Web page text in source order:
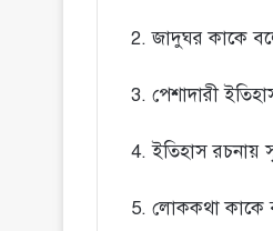
2. জাদুঘর কাকে
3. পেশাদারী
4. ইতিহাস রচনায়
5. লোককথা কাকে